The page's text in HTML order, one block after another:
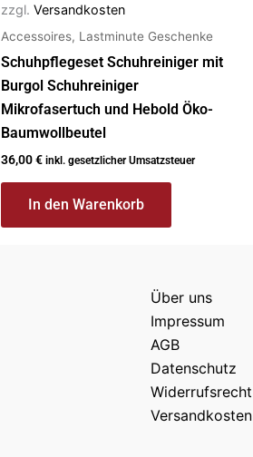
zzgl. Versandkosten
Accessoires, Lastminute Geschenke
Schuhpflegeset Schuhreiniger mit
Burgol Schuhreiniger
Mikrofasertuch und Hebold Öko-
Baumwollbeutel
36,00€ inkl. gesetzlicher Umsatzsteuer
In den Warenkorb
Über uns
Impressum
AGB
Datenschutz
Widerrufsrecht
Versandkosten